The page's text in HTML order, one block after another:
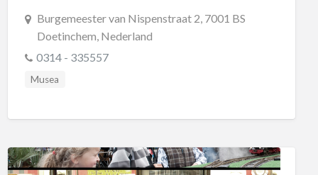
Duiken
Golf
Kartbanen
Paintball
Burgemeester van Nispenstraat 2, 7001 BS
Doetinchem, Nederland
0314 - 335557
Musea